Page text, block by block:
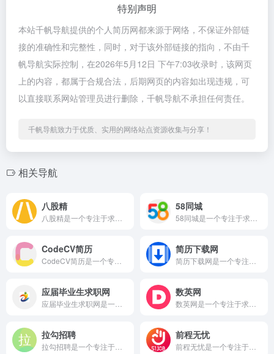
特别声明
本站千帆导航提供的个人简历网都来源于网络，不保证外部链
接的准确性和完整性，同时，对于该外部链接的指向，不由千
帆导航实际控制，在2026年5月12日 下午7:03收录时，该网页
上的内容，都属于合规合法，后期网页的内容如出现违规，可
以直接联系网站管理员进行删除，千帆导航不承担任何责任。
千帆导航致力于优质、实用的网络站点资源收集与分享！
相关导航
八股精 58同城
CodeCV简历 简历下载网
应届毕业生求职网 数英网
拉勾招聘 前程无忧